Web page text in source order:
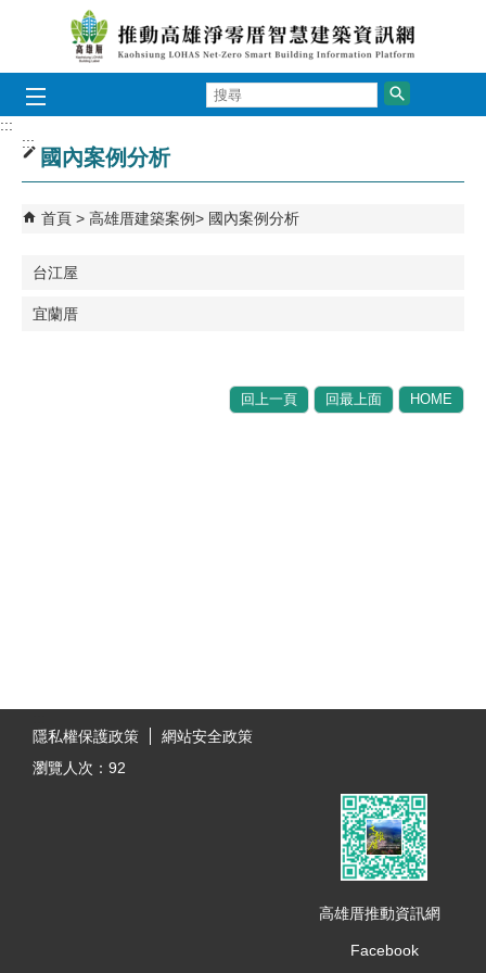
跳到主要內容區塊
尋
:::
:::
國內案例分析
首頁 高雄厝建築案例 國內案例分析
台江屋
宜蘭厝
回上一頁 回最上面 HOME
隱私權保護政策
網站安全政策
瀏覽人次： 92
高雄厝推動資訊網
Facebook